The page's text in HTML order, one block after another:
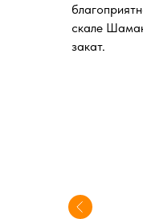
скале
закат.